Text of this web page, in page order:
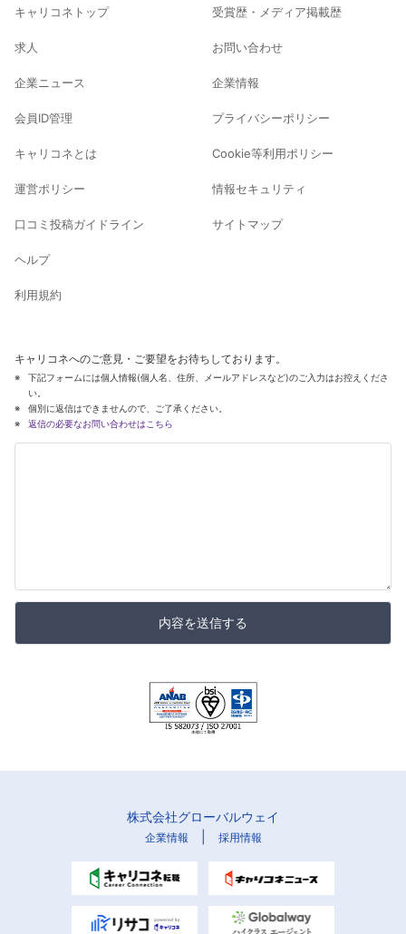
キャリコネトップ
求人
企業ニュース
会員ID管理
キャリコネとは
運営ポリシー
口コミ投稿ガイドライン
ヘルプ
利用規約
受賞歴・メディア掲載歴
お問い合わせ
企業情報
プライバシーポリシー
Cookie等利用ポリシー
情報セキュリティ
サイトマップ
キャリコネへのご意見・ご要望をお待ちしております。
下記フォームには個人情報(個人名、住所、メールアドレスなど)のご入力はお控えくださ
い。
個別に返信はできませんので、ご了承ください。
返信の必要なお問い合わせはこちら
内容を送信する
株式会社グローバルウェイ
企業情報 採用情報